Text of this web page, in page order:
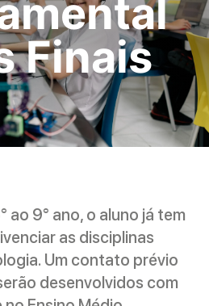
Finais
ao 9° ano, o aluno já tem
as disciplinas
Um contato prévio
desenvolvidos com